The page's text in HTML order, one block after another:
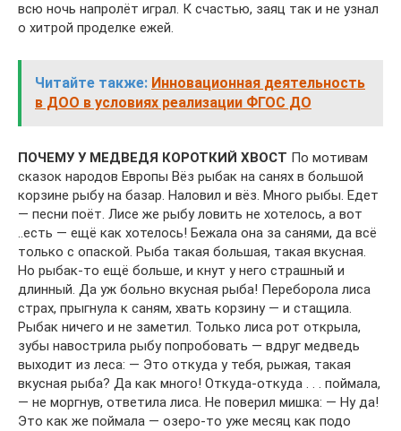
всю ночь напролёт играл. К счастью, заяц так и не узнал
о хитрой проделке ежей.
Читайте также: Инновационная деятельность
в ДОО в условиях реализации ФГОС ДО
ПОЧЕМУ У МЕДВЕДЯ КОРОТКИЙ ХВОСТ По мотивам
сказок народов Европы Вёз рыбак на санях в большой
корзине рыбу на базар. Наловил и вёз. Много рыбы. Едет
— песни поёт. Лисе же рыбу ловить не хотелось, а вот
..есть — ещё как хотелось! Бежала она за санями, да всё
только с опаской. Рыба такая большая, такая вкусная.
Но рыбак-то ещё больше, и кнут у него страшный и
длинный. Да уж больно вкусная рыба! Переборола лиса
страх, прыгнула к саням, хвать корзину — и стащила.
Рыбак ничего и не заметил. Только лиса рот открыла,
зубы навострила рыбу попробовать — вдруг медведь
выходит из леса: — Это откуда у тебя, рыжая, такая
вкусная рыба? Да как много! Откуда-откуда . . . поймала,
— не моргнув, ответила лиса. Не поверил мишка: — Ну да!
Это как же поймала — озеро-то уже месяц как подо